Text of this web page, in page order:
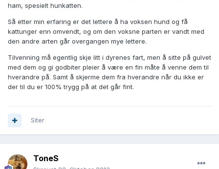
ham, spesielt hunkatten.
Så etter min erfaring er det lettere å ha voksen hund og få
kattunger enn omvendt, og om den voksne parten er vandt med
den andre arten går overgangen mye lettere.
Tilvenning må egentlig skje litt i dyrenes fart, men å sitte på gulvet
med dem og gi godbiter pleier å være en fin måte å venne dem til
hverandre på. Samt å skjerme dem fra hverandre når du ikke er
der til du er 100% trygg på at det går fint.
Siter
ToneS